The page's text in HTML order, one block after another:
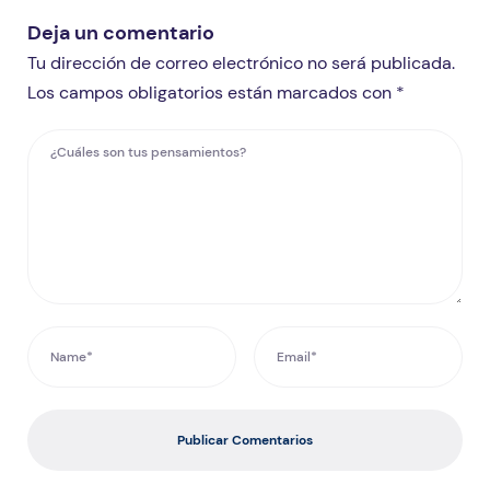
Deja un comentario
Tu dirección de correo electrónico no será publicada.
Los campos obligatorios están marcados con *
Publicar Comentarios